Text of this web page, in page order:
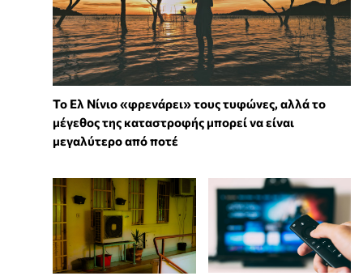
Το Ελ Νίνιο «φρενάρει» τους τυφώνες, αλλά το
μέγεθος της καταστροφής μπορεί να είναι
μεγαλύτερο από ποτέ